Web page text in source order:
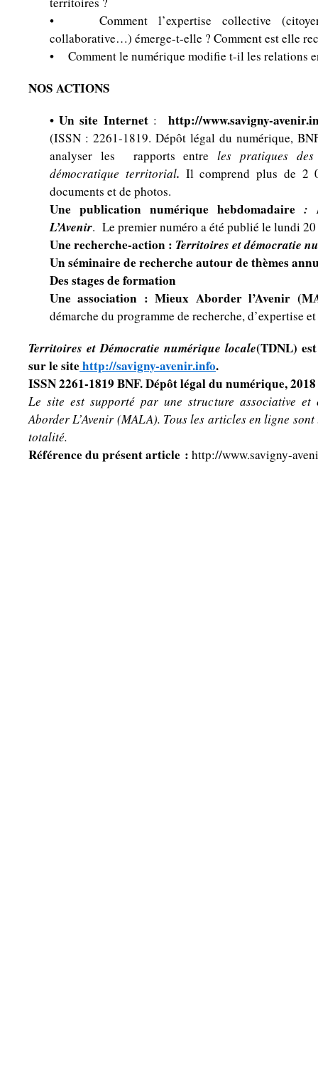
• Comment l’expertise collective
collaborative…) émerge-t-elle ? Comment est elle
• Comment le numérique modifie t-il les relations
NOS ACTIONS
•Un site Internet:http://www.savigny-avenir
(ISSN : 2261-1819. Dépôt légal du numérique,
analyser les rapports entreles pratiques
démocratique territorial. Il comprend plus de 2
documents et de photos.
Une publication numérique hebdomadaire :
L’Avenir. Le premier numéro a été publié le lundi
Une recherche-action : Territoires et démocratie
Un séminaire de recherche autour de thèmes
Des stages de formation
Uneassociation : Mieux Aborder l’Avenir
démarche du programme de recherche, d’expertise
Territoires et Démocratie numérique locale(TDNL)
sur le site http://savigny-avenir.info.
ISSN 2261-1819 BNF. Dépôt légal du numérique, 2018
Le site est supporté par une structure associative
Aborder L’Avenir (MALA). Tous les articles en ligne
totalité.
Référence du présent article : http://www.savigny-